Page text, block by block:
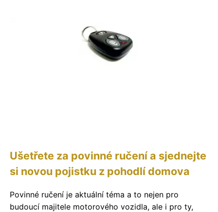
Ušetřete za povinné ručení a sjednejte
si novou pojistku z pohodlí domova
Povinné ručení je aktuální téma a to nejen pro
budoucí majitele motorového vozidla, ale i pro ty,